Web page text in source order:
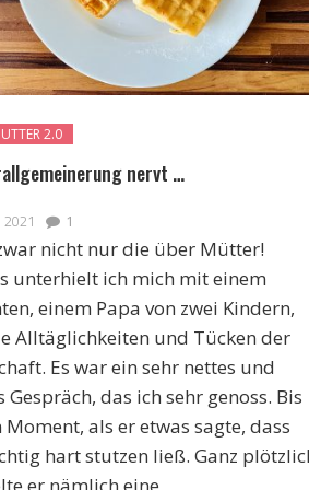
2.0
nervt …
2021 1
nicht nur die über Mütter!
unterhielt ich mich mit einem
einem Papa von zwei Kindern,
Alltäglichkeiten und Tücken der
Es war ein sehr nettes und
Gespräch, das ich sehr genoss. Bis
Moment, als er etwas sagte, dass
hart stutzen ließ. Ganz
er nämlich eine